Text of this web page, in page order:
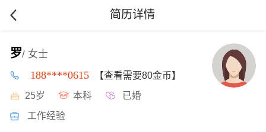
简历详情
罗/ 女士
188****0615 【查看需要80金币】
25岁 本科 已婚
工作经验